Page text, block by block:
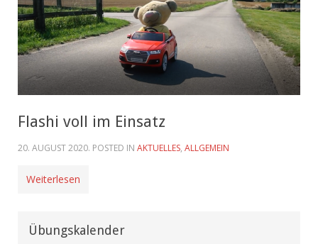
Flashi voll im Einsatz
20. AUGUST 2020. POSTED IN AKTUELLES, ALLGEMEIN
Weiterlesen
Übungskalender